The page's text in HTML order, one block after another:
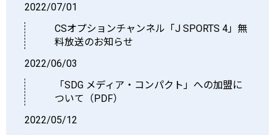
2022/07/01
CSオプションチャンネル「J SPORTS 4」無
料放送のお知らせ
2022/06/03
「SDG メディア・コンパクト」への加盟に
ついて（PDF）
2022/05/12